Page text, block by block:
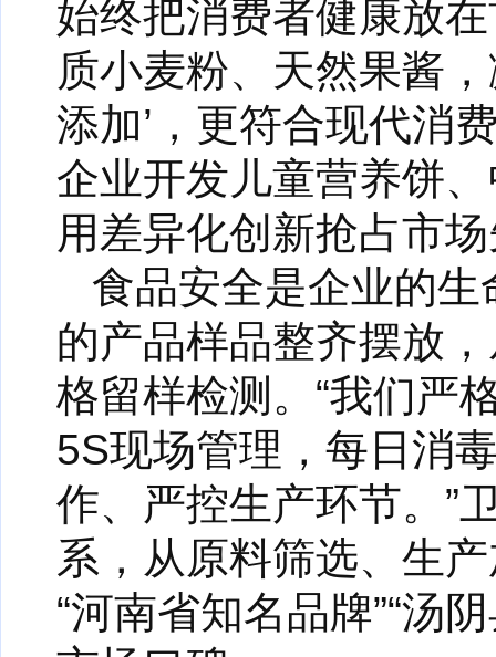
始终把消费者健康放
质小麦粉、天然果酱
添加’，更符合现代消
企业开发儿童营养饼
用差异化创新抢占市
食品安全是企业的
的产品样品整齐摆放
格留样检测。“我们严
5S现场管理，每日消
作、严控生产环节。”
系，从原料筛选、生
“河南省知名品牌”“汤